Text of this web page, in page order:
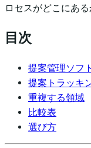
ロセスがどこにあ
目次
提案管理ソフ
提案トラッキ
重複する領域
比較表
選び方